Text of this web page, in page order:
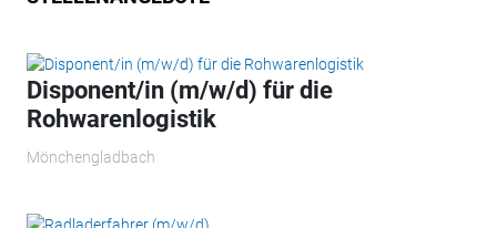
Disponent/in (m/w/d) für die
Rohwarenlogistik
Mönchengladbach